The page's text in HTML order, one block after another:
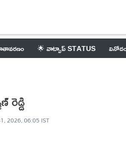
🌟 వాట్సాప్ STATUS
రెడ్డి
2026, 06:05 IST